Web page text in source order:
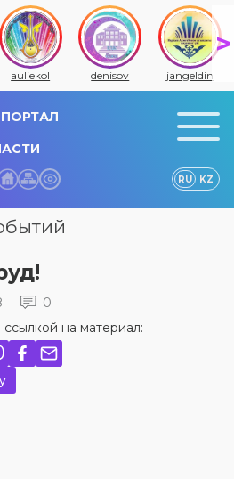
auliekol denisov jangeldin
RU KZ
0
на материал: